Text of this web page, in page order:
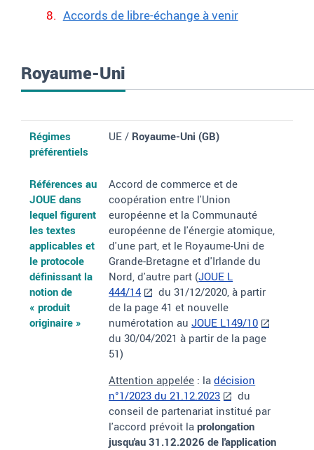
Accords de libre-échange à venir
Royaume-Uni
Régimes
préférentiels
UE / Royaume-Uni (GB)
Références au
JOUE dans
lequel figurent
les textes
applicables et
le protocole
définissant la
notion de
« produit
originaire »
Accord de commerce et de
coopération entre l'Union
européenne et la Communauté
européenne de l'énergie atomique,
d'une part, et le Royaume-Uni de
Grande-Bretagne et d'Irlande du
Nord, d'autre part (JOUE L
444/14
du 31/12/2020, à partir
de la page 41 et nouvelle
numérotation auJOUE L149/10
du 30/04/2021 à partir de la page
51)
Attention appelée : ladécision
n°1/2023 du 21.12.2023
du
conseil de partenariat institué par
l'accord prévoit laprolongation
jusqu'au 31.12.2026 de l'application